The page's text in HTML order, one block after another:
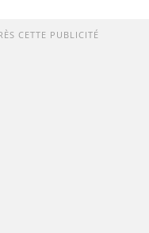
CETTE PUBLICITÉ